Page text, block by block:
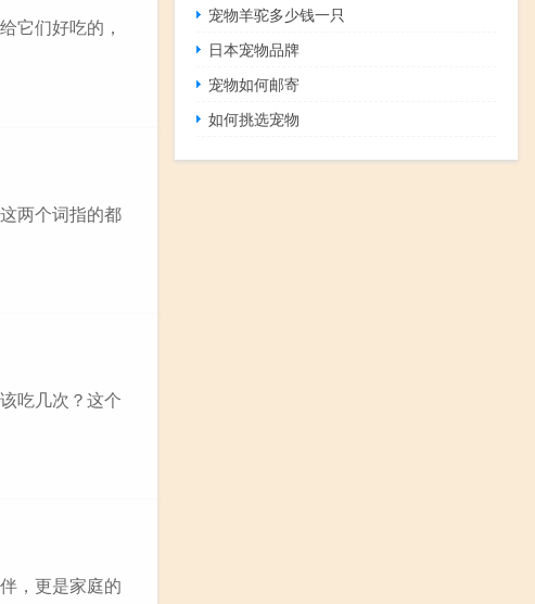
它们好吃的，
两个词指的都
吃几次？这个
，更是家庭的
宠物羊驼多少钱一只
日本宠物品牌
宠物如何邮寄
如何挑选宠物